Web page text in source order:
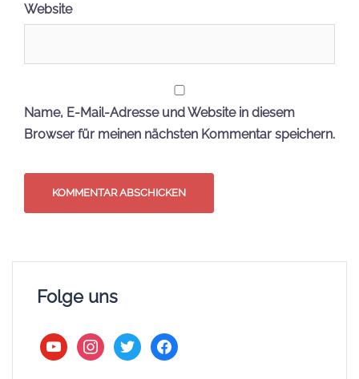
Website
Name, E-Mail-Adresse und Website in diesem
Browser für meinen nächsten Kommentar speichern.
Folge uns
youtubeinstagram
twitter facebook